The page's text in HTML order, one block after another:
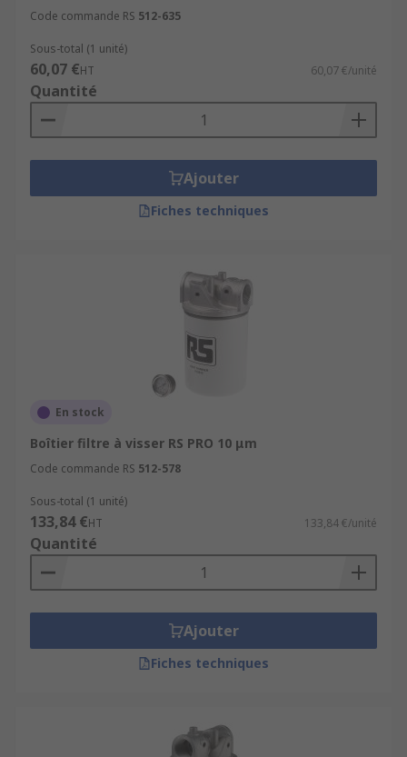
Code commande RS 512-635
Sous-total (1 unité)
60,07 €HT 60,07 €/unité
Quantité
Ajouter
Fiches techniques
En stock
Boîtier filtre à visser RS PRO 10 μm
Code commande RS 512-578
Sous-total (1 unité)
133,84 €HT 133,84 €/unité
Quantité
Ajouter
Fiches techniques